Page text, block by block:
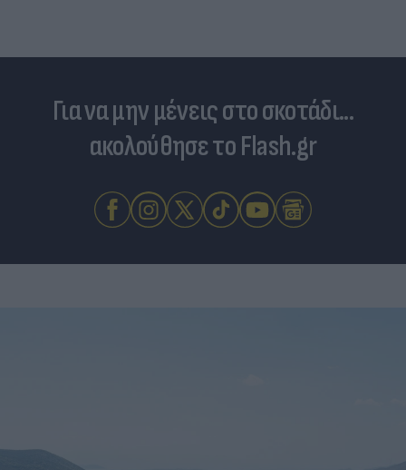
Για να μην μένεις στο σκοτάδι...
ακολούθησε το Flash.gr